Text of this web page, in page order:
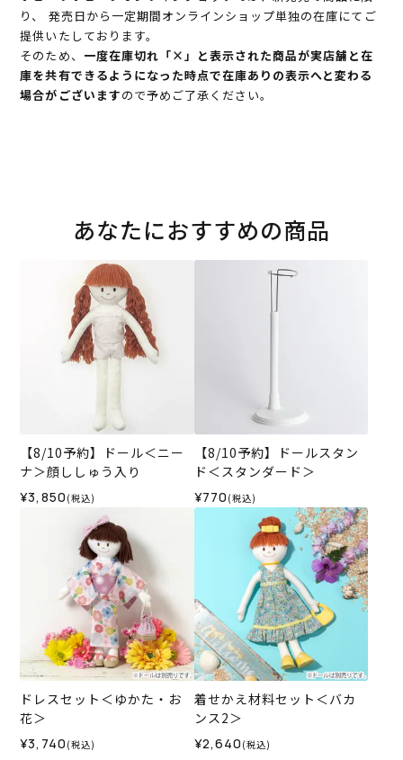
り、 発売日から一定期間オンラインショップ単独の在庫にてご
提供いたしております。
そのため、 一度在庫切れ「×」と表示された商品が実店舗と在
庫を共有できるようになった時点で在庫ありの表示へと変わる
場合がございますので予めご了承ください。
あなたにおすすめの商品
【8/10予約】ドール＜ニー
ナ＞顔ししゅう入り
¥3,850 (税込)
【8/10予約】ドールスタン
ド＜スタンダード＞
¥770 (税込)
ドレスセット＜ゆかた・お
花＞
¥3,740 (税込)
着せかえ材料セット＜バカ
ンス2＞
¥2,640 (税込)